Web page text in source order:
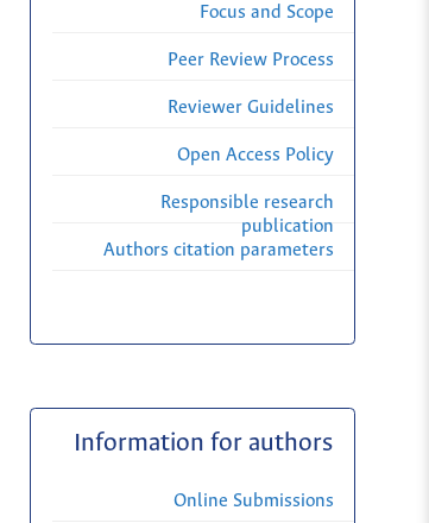
Focus and Scope
Peer Review Process
Reviewer Guidelines
Open Access Policy
Responsible research
publication
Authors citation parameters
Information for authors
Online Submissions